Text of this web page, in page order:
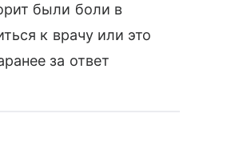
были боли в
к врачу или это
за ответ